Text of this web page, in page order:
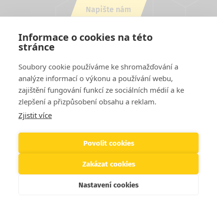
Informace o cookies na této
stránce
Soubory cookie používáme ke shromažďování a
analýze informací o výkonu a používání webu,
zajištění fungování funkcí ze sociálních médií a ke
zlepšení a přizpůsobení obsahu a reklam.
Zjistit více
Povolit cookies
Zakázat cookies
Nastavení cookies
Napište nám
nebo zavolejte +420 543 254 554
Patička
Projekty EUCookiesPodmínky užití stránekKontakty
Helpdesk
© 2026 SVS FEM s.r.o. Všechna práva vyhrazena